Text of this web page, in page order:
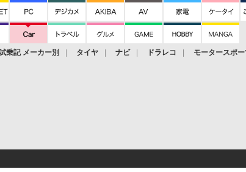
乗記 メーカー別 タイヤ ナビ ドラレコ モータースポー